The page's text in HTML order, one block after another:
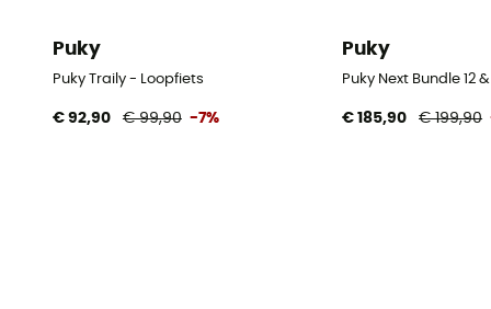
Puky
Puky Traily - Loopfiets
€ 92,90 € 99,90 -7%
Puky
Puky Next Bundle 12
€ 185,90 € 199,90